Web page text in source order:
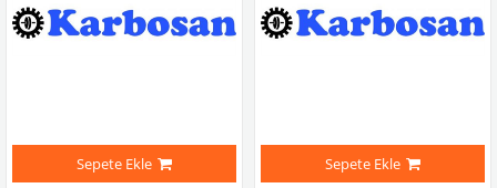
Sepete Ekle Sepete Ekle